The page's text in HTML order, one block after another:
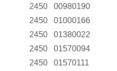
2450 00980190
2450 01000166
2450 01380022
2450 01570094
2450 01570111